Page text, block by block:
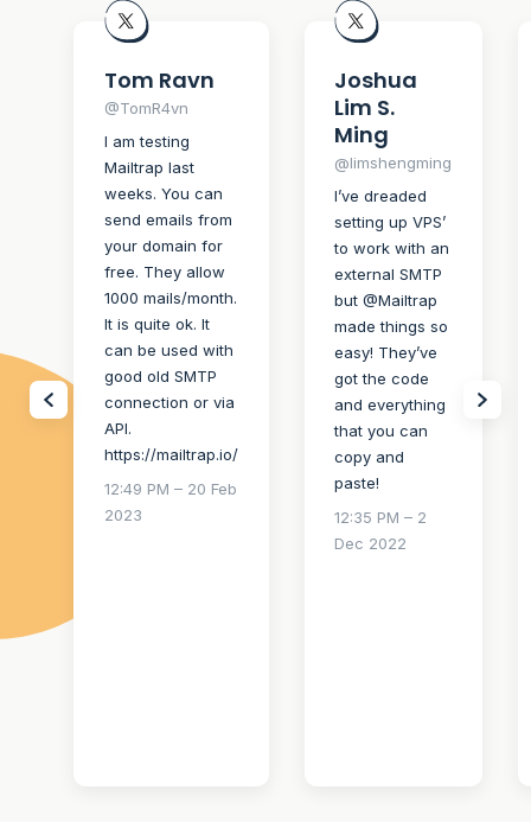
Tom Ravn
@TomR4vn
I am testing
Mailtrap last
weeks. You can
send emails from
your domain for
free. They allow
1000 mails/month.
It is quite ok. It
can be used with
good old SMTP
connection or via
API.
https://mailtrap.io/
12:49 PM – 20 Feb
2023
Joshua
Lim S.
Ming
@limshengming
I’ve dreaded
setting up VPS’
to work with an
external SMTP
but @Mailtrap
made things so
easy! They’ve
got the code
and everything
that you can
copy and
paste!
12:35 PM – 2
Dec 2022